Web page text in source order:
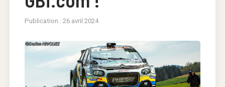
Publication : 26 avril 2024